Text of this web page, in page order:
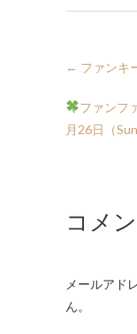
← ファンキ
ファンフ
月26日（Sun
コメ
メールアド
ん。